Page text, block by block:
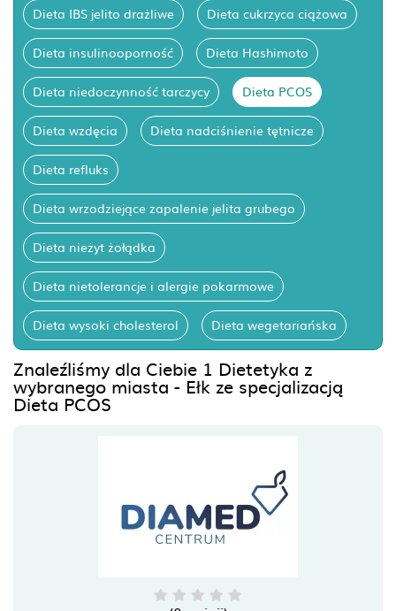
Dieta IBS jelito drażliwe Dieta cukrzyca ciążowa
Dieta insulinooporność Dieta Hashimoto
Dieta niedoczynność tarczycy Dieta PCOS
Dieta wzdęcia Dieta nadciśnienie tętnicze
Dieta refluks
Dieta wrzodziejące zapalenie jelita grubego
Dieta nieżyt żołądka
Dieta nietolerancje i alergie pokarmowe
Dieta wysoki cholesterol Dieta wegetariańska
Znaleźliśmy dla Ciebie 1 Dietetyka z
wybranego miasta - Ełk ze specjalizacją
Dieta PCOS